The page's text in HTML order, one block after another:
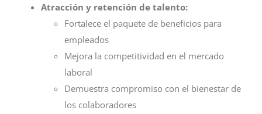
Atracción y retención de talento:
Fortalece el paquete de beneficios para
empleados
Mejora la competitividad en el mercado
laboral
Demuestra compromiso con el bienestar de
los colaboradores